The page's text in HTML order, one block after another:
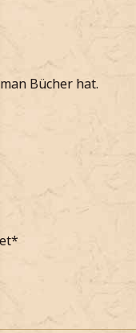
tatsächlich
jetzt bekommen,
um Schule geht*
Da muss ich
kann mit
Fall glaub ich dir,
Bücher hat.